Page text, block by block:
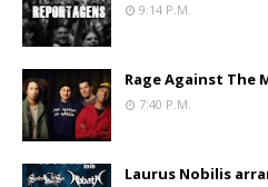
9:14 P.m.
Rage Against The
7:40 P.m.
Laurus Nobilis